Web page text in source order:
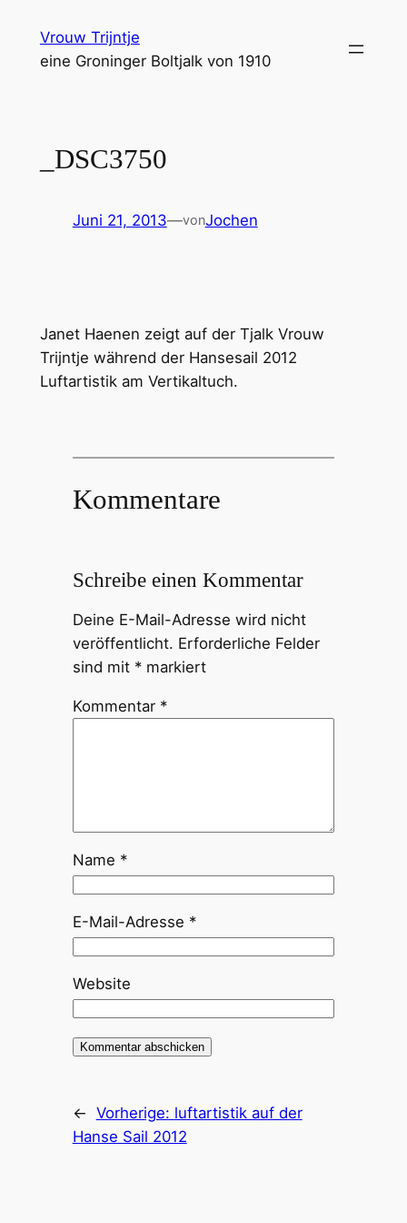
Inhalt
springen
Vrouw Trijntje
eine Groninger Boltjalk von 1910
_DSC3750
Juni 21, 2013—vonJochen
Janet Haenen zeigt auf der Tjalk Vrouw
Trijntje während der Hansesail 2012
Luftartistik am Vertikaltuch.
Kommentare
Schreibe einen Kommentar
Deine E-Mail-Adresse wird nicht
veröffentlicht. Erforderliche Felder
sind mit *markiert
Kommentar *
Name *
E-Mail-Adresse *
Website
← Vorherige: luftartistik auf der
Hanse Sail 2012